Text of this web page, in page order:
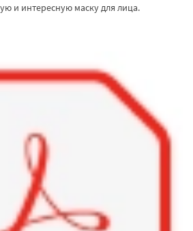
и интересную маску для лица.